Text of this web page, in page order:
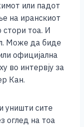
k
или падот
на иранскиот
стори тоа. И
Може да биде
официјална
во интервју за
Кан.
уништи сите
оглед на тоа